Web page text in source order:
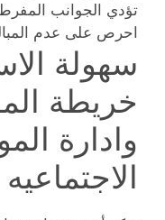
تؤدي الجوانب
احرص على عدم
سهولة
خريطة
وادارة
الاجتماعيه